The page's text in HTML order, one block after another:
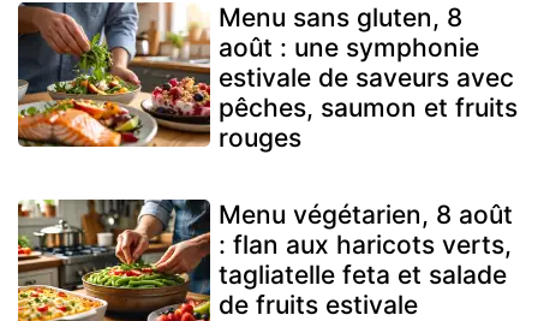
Menu sans gluten, 8
août : une symphonie
estivale de saveurs avec
pêches, saumon et fruits
rouges
Menu végétarien, 8 août
: flan aux haricots verts,
tagliatelle feta et salade
de fruits estivale